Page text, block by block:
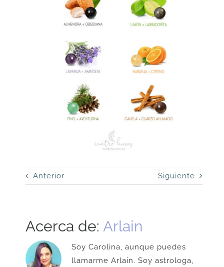
Anterior Siguiente
Acerca de:Arlain
Soy Carolina, aunque puedes
llamarme Arlain. Soy astrologa,